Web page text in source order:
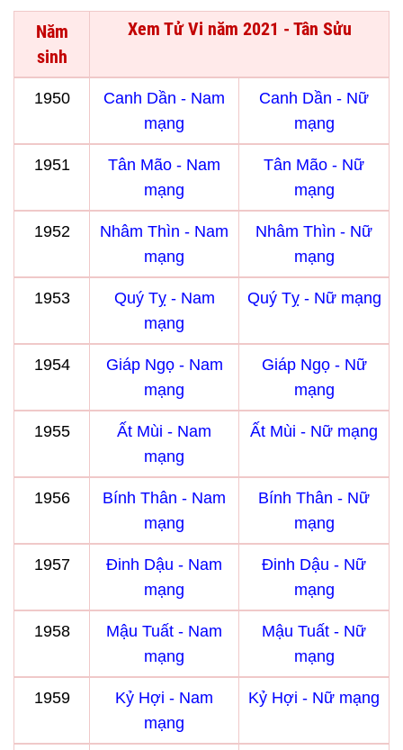
Năm
sinh
Xem Tử Vi năm 2021 - Tân Sửu
1950
Canh Dần - Nam
mạng
Canh Dần - Nữ
mạng
1951
Tân Mão - Nam
mạng
Tân Mão - Nữ
mạng
1952
Nhâm Thìn - Nam
mạng
Nhâm Thìn - Nữ
mạng
1953
Quý Tỵ - Nam
mạng
Quý Tỵ - Nữ mạng
1954
Giáp Ngọ - Nam
mạng
Giáp Ngọ - Nữ
mạng
1955
Ất Mùi - Nam
mạng
Ất Mùi - Nữ mạng
1956
Bính Thân - Nam
mạng
Bính Thân - Nữ
mạng
1957
Đinh Dậu - Nam
mạng
Đinh Dậu - Nữ
mạng
1958
Mậu Tuất - Nam
mạng
Mậu Tuất - Nữ
mạng
1959
Kỷ Hợi - Nam
mạng
Kỷ Hợi - Nữ mạng